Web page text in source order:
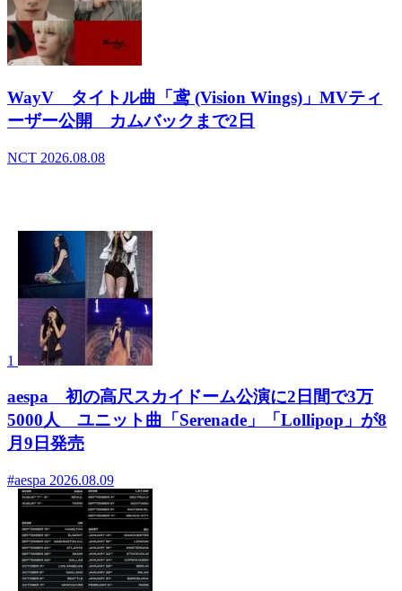
WayV タイトル曲「鸢 (Vision Wings)」MVティ
ーザー公開 カムバックまで2日
NCT 2026.08.08
1
aespa 初の高尺スカイドーム公演に2日間で3万
5000人 ユニット曲「Serenade」「Lollipop」が8
月9日発売
#aespa 2026.08.09